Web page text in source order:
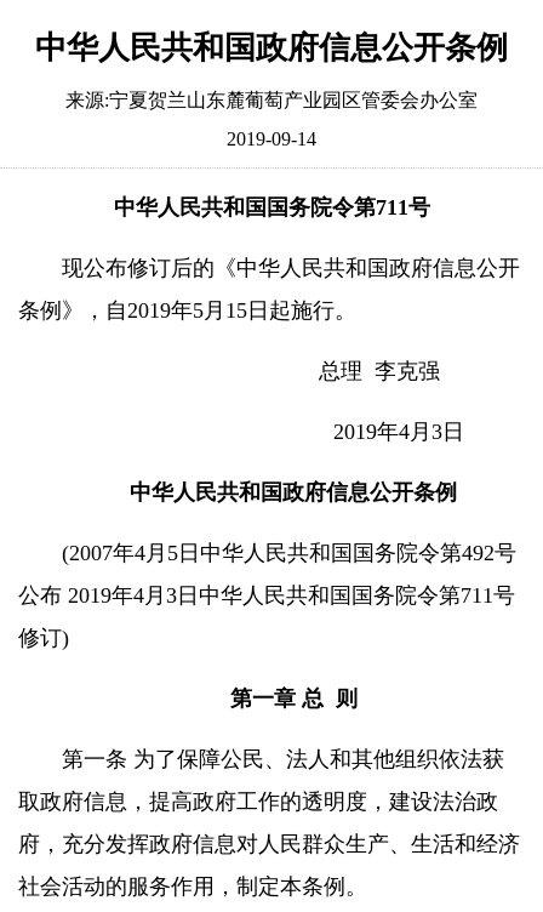
中华人民共和国政府信息公开条例
来源:宁夏贺兰山东麓葡萄产业园区管委会办公室
2019-09-14
中华人民共和国国务院令第711号
现公布修订后的《中华人民共和国政府信息公开
条例》，自2019年5月15日起施行。
总理 李克强
2019年4月3日
中华人民共和国政府信息公开条例
(2007年4月5日中华人民共和国国务院令第492号
公布 2019年4月3日中华人民共和国国务院令第711号
修订)
第一章 总 则
第一条 为了保障公民、法人和其他组织依法获
取政府信息，提高政府工作的透明度，建设法治政
府，充分发挥政府信息对人民群众生产、生活和经济
社会活动的服务作用，制定本条例。